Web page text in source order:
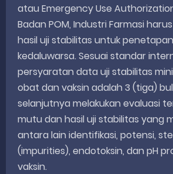
atau Emergency Use
Badan POM, Industri Farmasi
hasil uji stabilitas untuk
kedaluwarsa. Sesuai standar
persyaratan data uji stabilitas
obat dan vaksin adalah 3 (tiga)
selanjutnya melakukan evaluasi
mutu dan hasil uji stabilitas yang
antara lain identifikasi, potensi,
(impurities), endotoksin, dan pH
vaksin.